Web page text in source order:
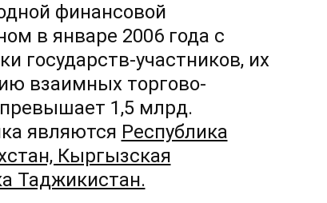
финансовой
в январе 2006 года с
государств-участников, их
взаимных торгово-
1,5 млрд.
являются Республика
Кыргызская
Таджикистан.